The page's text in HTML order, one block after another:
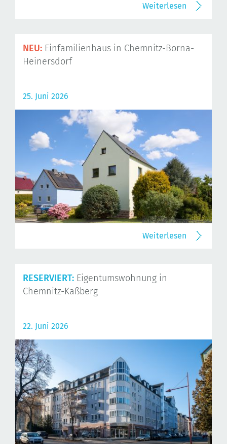
Weiterlesen
NEU: Einfamilienhaus in Chemnitz-Borna-
Heinersdorf
25. Juni 2026
Weiterlesen
RESERVIERT: Eigentumswohnung in
Chemnitz-Kaßberg
22. Juni 2026